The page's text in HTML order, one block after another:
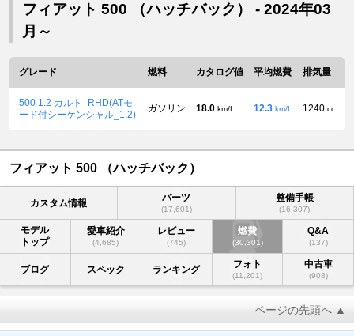
フィアット 500 （ハッチバック） - 2024年03
月～
グレード 燃料 カタログ値 平均燃費 排気量
500 1.2 カルト_RHD(ATモ
ード付シーケンシャル_1.2)
ガソリン 18.0 km/L 12.3 km/L 1240 cc
フィアット 500 （ハッチバック）
カスタム情報 パーツ
(17,601)
整備手帳
(16,307)
モデル
トップ
愛車紹介
(4,685)
レビュー
(745)
燃費
(30,301)
Q&A
(137)
ブログ スペック ランキング フォト
(11,201)
中古車
(908)
ページの先頭へ ▲